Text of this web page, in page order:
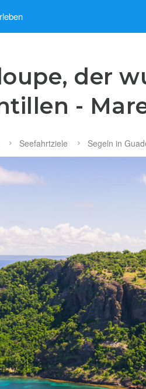
der
-
Seefahrtziele Segeln in